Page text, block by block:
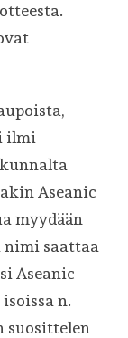
ilmi
Aseanic
myydään
nimi saattaa
Aseanic
n.
suosittelen